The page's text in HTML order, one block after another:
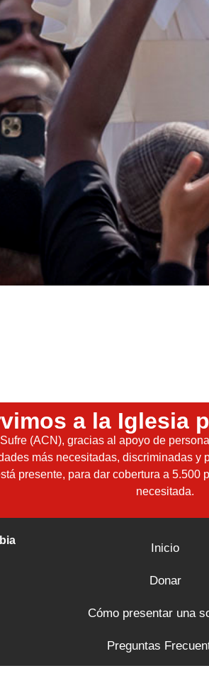
a la Iglesia
(ACN), gracias al apoyo de
más necesitadas, discriminadas
presente, para dar cobertura a
necesitada.
Inicio
Donar
Cómo presentar una
Preguntas